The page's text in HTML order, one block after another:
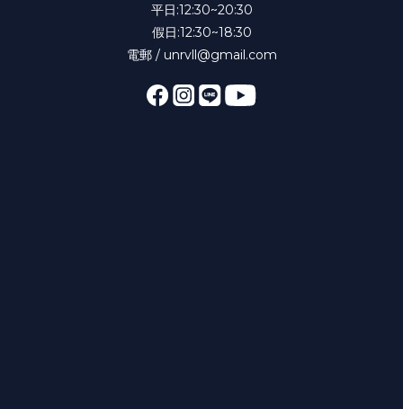
平日:12:30~20:30
假日:12:30~18:30
電郵 / unrvll@gmail.com